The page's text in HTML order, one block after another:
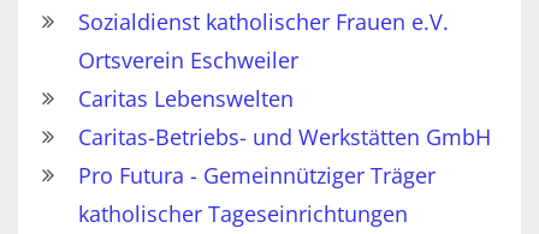
Sozialdienst katholischer Frauen e.V.
Ortsverein Eschweiler
Caritas Lebenswelten
Caritas-Betriebs- und Werkstätten GmbH
Pro Futura - Gemeinnütziger Träger
katholischer Tageseinrichtungen